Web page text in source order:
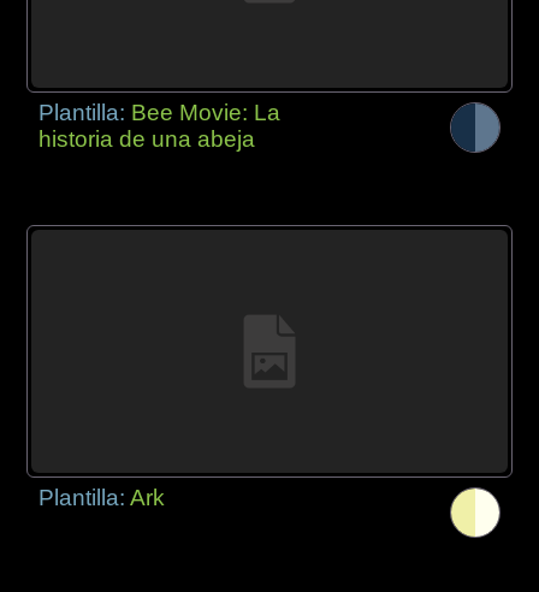
Plantilla: Bee Movie: La
historia de una abeja
Plantilla:Ark